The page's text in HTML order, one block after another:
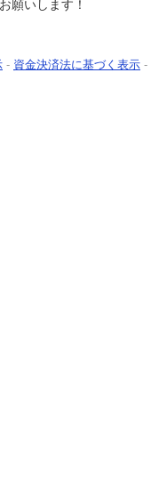
願いします！
- 資金決済法に基づく表示 -